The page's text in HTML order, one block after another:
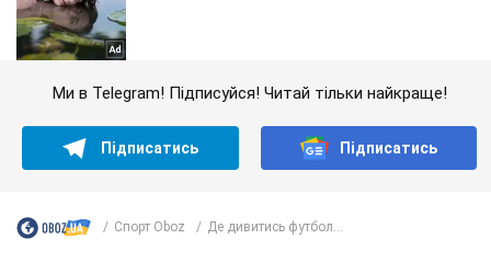
Ми в Telegram! Підписуйся! Читай тільки найкраще!
Підписатись Підписатись
Спорт Oboz Де дивитись футбол...